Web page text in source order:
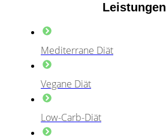
Leistungen
Mediterrane Diät
Vegane Diät
Low-Carb-Diät